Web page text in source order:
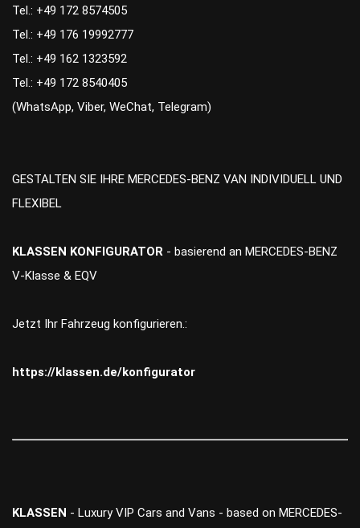
Tel.: +49 172 8574505
Tel.: +49 176 19992777
Tel.: +49 162 1323592
Tel.: +49 172 8540405
(WhatsApp, Viber, WeChat, Telegram)
GESTALTEN SIE IHRE MERCEDES-BENZ VAN INDIVIDUELL UND
FLEXIBEL
KLASSEN KONFIGURATOR - basierend an MERCEDES-BENZ
V-Klasse & EQV
Jetzt Ihr Fahrzeug konfigurieren.:
https://klassen.de/konfigurator
KLASSEN - Luxury VIP Cars and Vans - based on MERCEDES-